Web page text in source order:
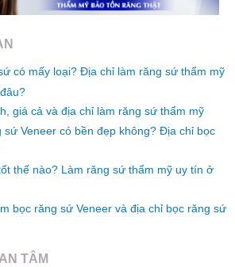
có mấy loại? Địa chỉ làm răng sứ thẩm mỹ
giá cả và địa chỉ làm răng sứ thẩm mỹ
sứ Veneer có bền đẹp không? Địa chỉ bọc
thế nào? Làm răng sứ thẩm mỹ uy tín ở
bọc răng sứ Veneer và địa chỉ bọc răng sứ
TÂM